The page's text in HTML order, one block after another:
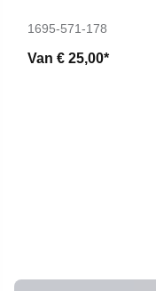
1695-571-178
Van € 25,00*